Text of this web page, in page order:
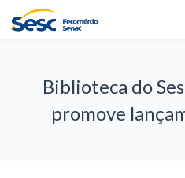
Biblioteca do
promove